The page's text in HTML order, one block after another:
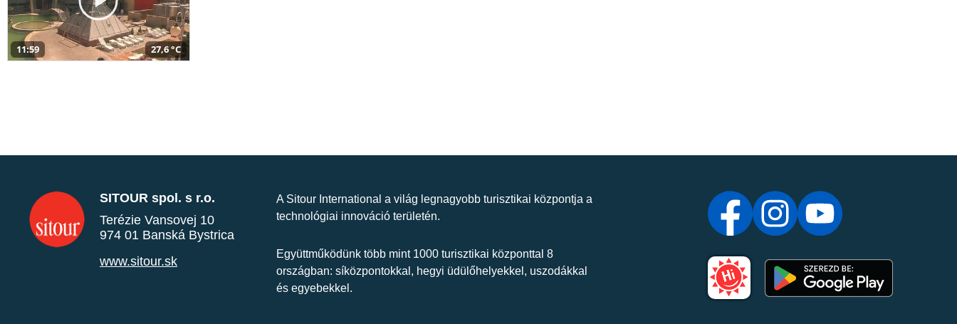
11:59 27,6 °C
SITOUR spol. s r.o.
Terézie Vansovej 10
974 01 Banská Bystrica
www.sitour.sk
A Sitour International a világ legnagyobb turisztikai központja a
technológiai innováció területén.
Együttműködünk több mint 1000 turisztikai központtal 8
országban: síközpontokkal, hegyi üdülőhelyekkel, uszodákkal
és egyebekkel.